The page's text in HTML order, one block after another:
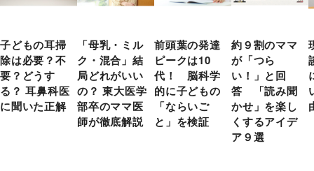
子どもの耳掃
除は必要？不
要？どうす
る？ 耳鼻科医
に聞いた正解
「母乳・ミル
ク・混合」結
局どれがいい
の？ 東大医学
部卒のママ医
師が徹底解説
前頭葉の発達
ピークは10
代！ 脳科学
的に子どもの
「ならいご
と」を検証
約９割のママ
が「つら
い！」と回
答 「読み聞
かせ」を楽し
くするアイデ
ア９選